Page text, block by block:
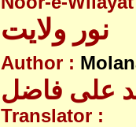
Author :
علی فاضل
Translator :